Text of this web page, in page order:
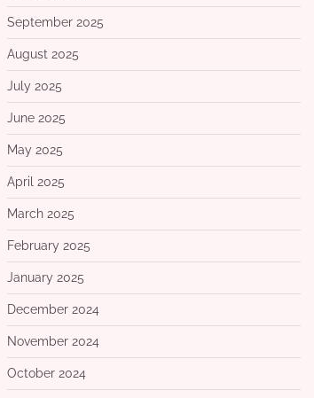
September 2025
August 2025
July 2025
June 2025
May 2025
April 2025
March 2025
February 2025
January 2025
December 2024
November 2024
October 2024